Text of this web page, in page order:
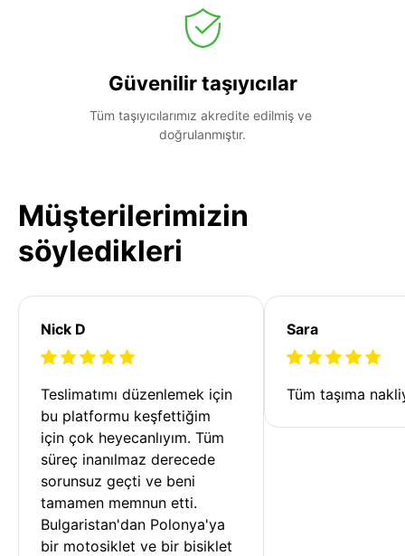
Güvenilir taşıyıcılar
Tüm taşıyıcılarımız akredite edilmiş ve
doğrulanmıştır.
Müşterilerimizin
söyledikleri
Nick D
Teslimatımı düzenlemek için
bu platformu keşfettiğim
için çok heyecanlıyım. Tüm
süreç inanılmaz derecede
sorunsuz geçti ve beni
tamamen memnun etti.
Bulgaristan'dan Polonya'ya
bir motosiklet ve bir bisiklet
Sara
Tüm taşıma